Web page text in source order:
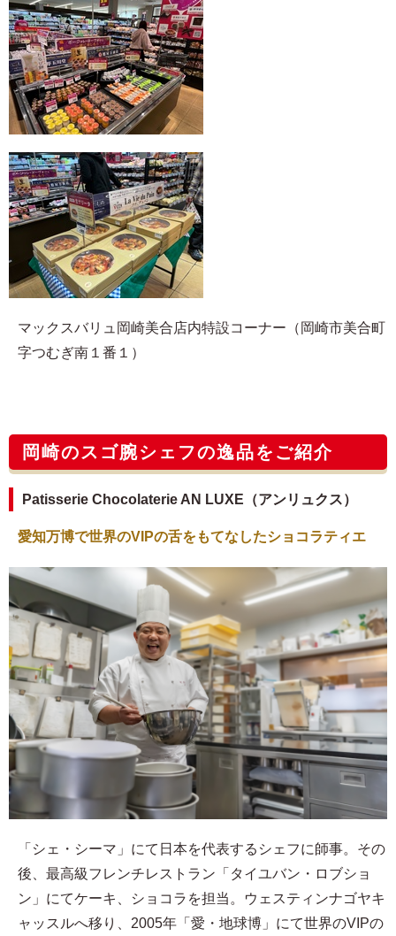
マックスバリュ岡崎美合店内特設コーナー（岡崎市美合町
字つむぎ南１番１）
岡崎のスゴ腕シェフの逸品をご紹介
Patisserie Chocolaterie AN LUXE（アンリュクス）
愛知万博で世界のVIPの舌をもてなしたショコラティエ
「シェ・シーマ」にて日本を代表するシェフに師事。その
後、最高級フレンチレストラン「タイユバン・ロブショ
ン」にてケーキ、ショコラを担当。ウェスティンナゴヤキ
ャッスルへ移り、2005年「愛・地球博」にて世界のVIPの